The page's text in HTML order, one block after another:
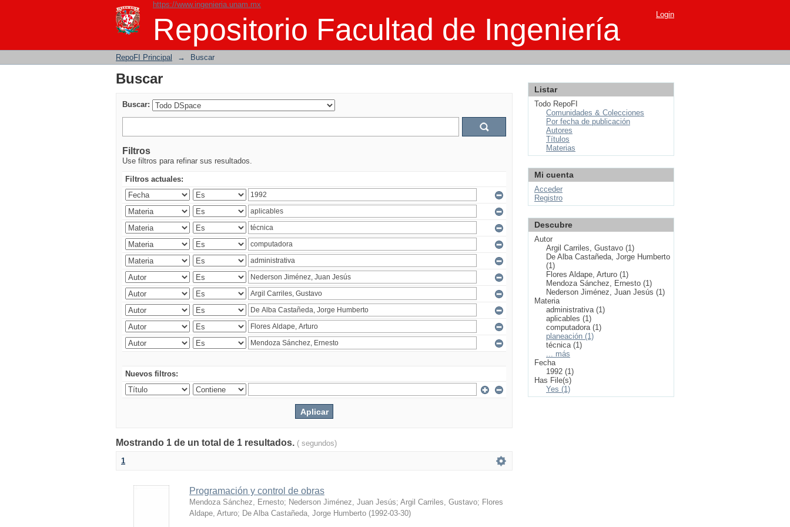
https://www.ingenieria.unam.mx
Repositorio Facultad de Ingeniería
Buscar Login
RepoFI Principal → Buscar
Buscar
Buscar:
Filtros
Use filtros para refinar sus resultados.
Filtros actuales:
Nuevos filtros:
Mostrando 1 de un total de 1 resultados. ( segundos)
1
Programación y control de obras
Mendoza Sánchez, Ernesto; Nederson Jiménez, Juan Jesús; Argil Carriles, Gustavo; Flores
Aldape, Arturo; De Alba Castañeda, Jorge Humberto (1992-03-30)
Listar
Todo RepoFI
Comunidades & Colecciones
Por fecha de publicación
Autores
Títulos
Materias
Mi cuenta
Acceder
Registro
Descubre
Autor
Argil Carriles, Gustavo (1)
De Alba Castañeda, Jorge Humberto
(1)
Flores Aldape, Arturo (1)
Mendoza Sánchez, Ernesto (1)
Nederson Jiménez, Juan Jesús (1)
Materia
administrativa (1)
aplicables (1)
computadora (1)
planeación (1)
técnica (1)
... más
Fecha
1992 (1)
Has File(s)
Yes (1)